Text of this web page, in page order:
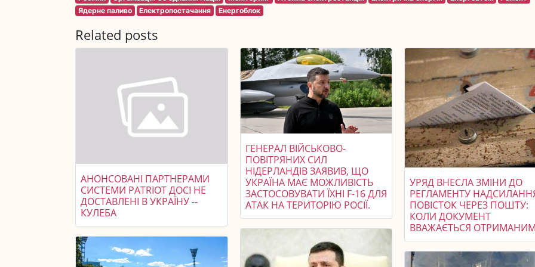
Ядерне паливо
Електропостачання Енергоблок
Related posts
АНОНСОВАНІ ПАРТНЕРАМИ
СИСТЕМИ PATRIOT ДОСІ НЕ
ДОСТАВЛЕНІ В УКРАЇНУ --
КУЛЕБА
ГЕНЕРАЛ ВІЙСЬКОВО-
ПОВІТРЯНИХ СИЛ
НІДЕРЛАНДІВ ЗАЯВИВ, ЩО
УКРАЇНА МАЄ МОЖЛИВІСТЬ
ЗАСТОСОВУВАТИ ЇХНІ F-16 ДЛЯ
АТАК НА ТЕРИТОРІЮ РОСІЇ.
УРЯД ВНЕСЛА ЗМІНИ ДО
РЕГЛАМЕНТУ
ПОВІСТОК ЧЕРЕЗ ПОШТУ:
КОЛИ ДОКУМЕНТ
ВВАЖАЄТЬСЯ